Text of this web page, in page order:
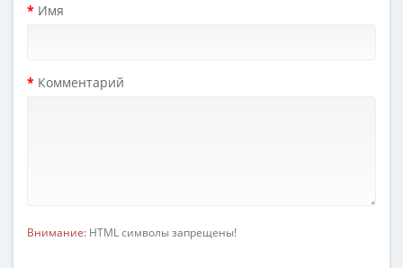
Имя
Комментарий
Внимание: HTML символы запрещены!